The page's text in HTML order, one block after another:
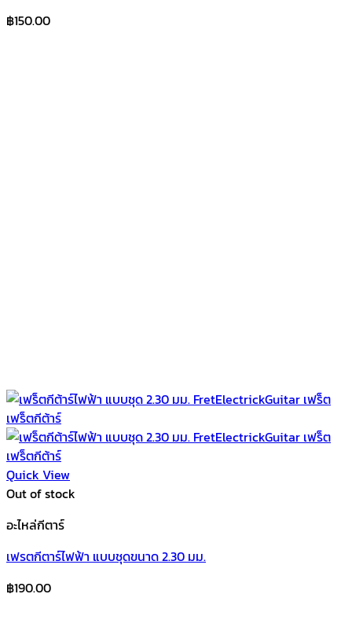
฿150.00
Quick View
Out of stock
อะไหล่กีตาร์
เฟรตกีตาร์ไฟฟ้า แบบชุดขนาด 2.30 มม.
฿190.00